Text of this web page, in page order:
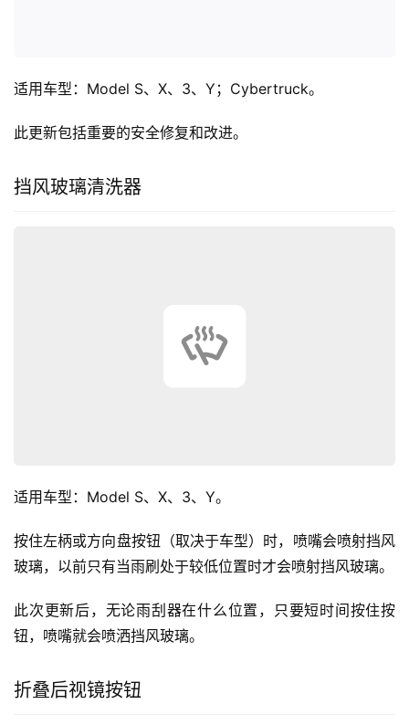
适用车型：Model S、X、3、Y；Cybertruck。
此更新包括重要的安全修复和改进。
挡风玻璃清洗器
适用车型：Model S、X、3、Y。
按住左柄或方向盘按钮（取决于车型）时，喷嘴会喷射挡风
玻璃，以前只有当雨刷处于较低位置时才会喷射挡风玻璃。
此次更新后，无论雨刮器在什么位置，只要短时间按住按
钮，喷嘴就会喷洒挡风玻璃。
折叠后视镜按钮